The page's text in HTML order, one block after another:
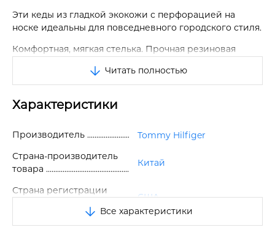
Эти кеды из гладкой экокожи с перфорацией на
носке идеальны для повседневного городского стиля.
Комфортная, мягкая стелька. Прочная резиновая
Классическая шнуровка.
На язычке и сзади контрастная отделка.
бренда.
Логотип также сбоку и сзади.
Читать полностью
Характеристики
Производитель
Tommy Hilfiger
Страна-производитель
товара
Китай
Страна регистрации
США
Размер EU
42
Все характеристики